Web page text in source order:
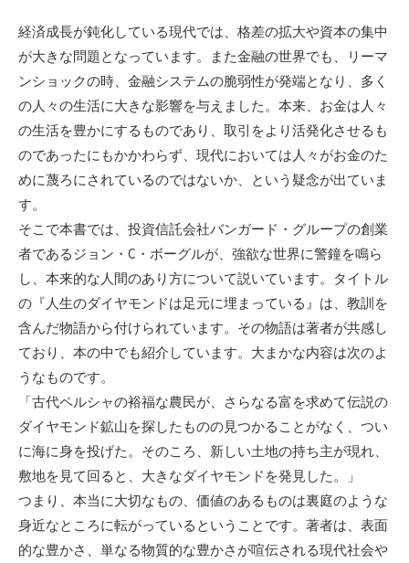
経済成長が鈍化している現代では、格差の拡大や資本の集中
が大きな問題となっています。また金融の世界でも、リーマ
ンショックの時、金融システムの脆弱性が発端となり、多く
の人々の生活に大きな影響を与えました。本来、お金は人々
の生活を豊かにするものであり、取引をより活発化させるも
のであったにもかかわらず、現代においては人々がお金のた
めに蔑ろにされているのではないか、という疑念が出ていま
す。
そこで本書では、投資信託会社バンガード・グループの創業
者であるジョン・C・ボーグルが、強欲な世界に警鐘を鳴ら
し、本来的な人間のあり方について説いています。タイトル
の『人生のダイヤモンドは足元に埋まっている』は、教訓を
含んだ物語から付けられています。その物語は著者が共感し
ており、本の中でも紹介しています。大まかな内容は次のよ
うなものです。
「古代ペルシャの裕福な農民が、さらなる富を求めて伝説の
ダイヤモンド鉱山を探したものの見つかることがなく、つい
に海に身を投げた。そのころ、新しい土地の持ち主が現れ、
敷地を見て回ると、大きなダイヤモンドを発見した。」
つまり、本当に大切なもの、価値のあるものは裏庭のような
身近なところに転がっているということです。著者は、表面
的な豊かさ、単なる物質的な豊かさが喧伝される現代社会や